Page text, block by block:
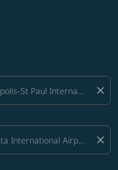
close
close